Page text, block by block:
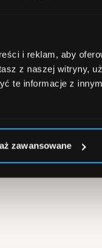
i reklam, aby
z naszej witryny,
te informacje z
zawansowane